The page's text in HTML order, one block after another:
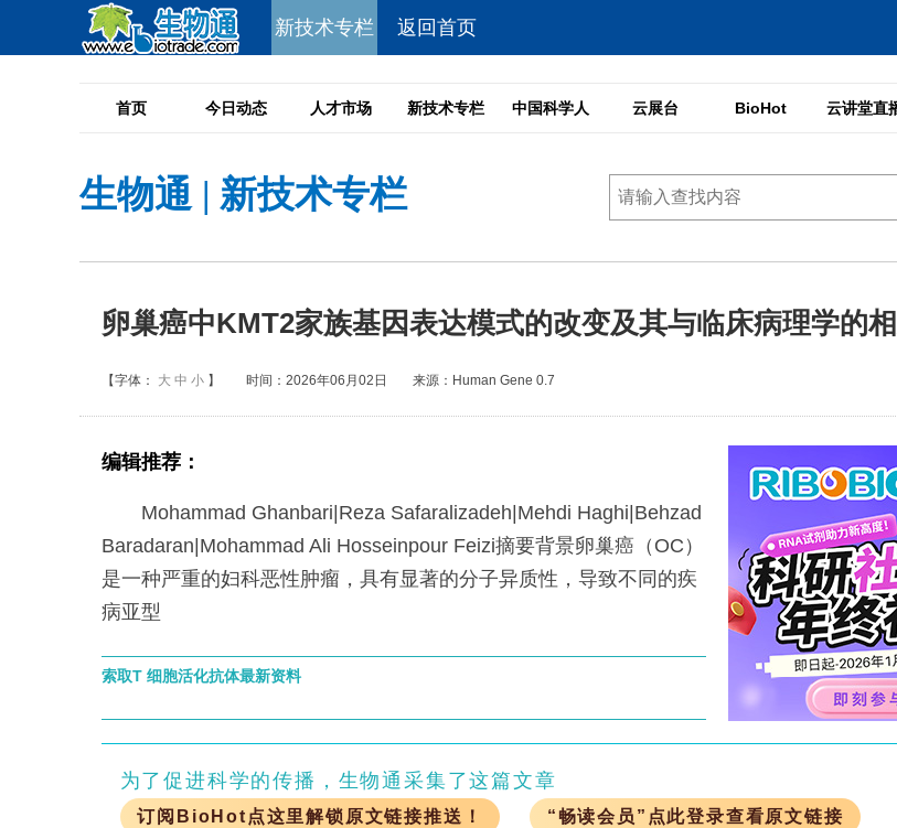
新技术专栏 返回首页
首页 今日动态 人才市场 新技术专栏 中国科学人 云展台 BioHot 云讲堂直
生物通 | 新技术专栏
卵巢癌中KMT2家族基因表达模式的改变及其与临床病理学的
【字体： 大 中 小 】 时间：2026年06月02日 来源：Human Gene 0.7
编辑推荐：
Mohammad Ghanbari|Reza Safaralizadeh|Mehdi Haghi|Behzad
Baradaran|Mohammad Ali Hosseinpour Feizi摘要背景卵巢癌（OC）
是一种严重的妇科恶性肿瘤，具有显著的分子异质性，导致不同的疾
病亚型
索取T 细胞活化抗体最新资料
为了促进科学的传播，生物通采集了这篇文章
订阅BioHot点这里解锁原文链接推送！ “畅读会员”点此登录查看原文链接